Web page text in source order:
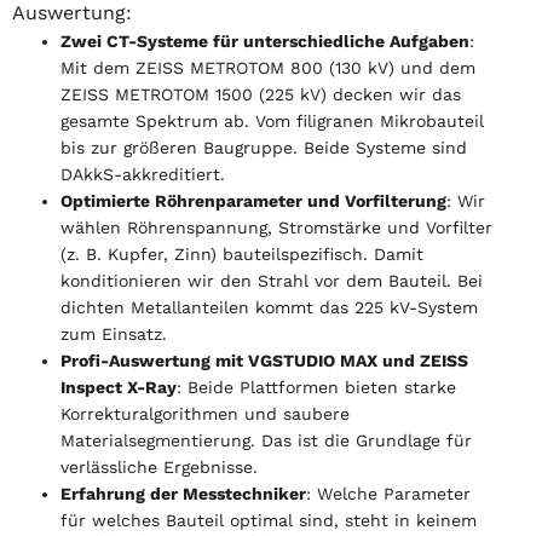
Auswertung:
Zwei CT-Systeme für unterschiedliche Aufgaben:
Mit dem ZEISS METROTOM 800 (130 kV) und dem
ZEISS METROTOM 1500 (225 kV) decken wir das
gesamte Spektrum ab. Vom filigranen Mikrobauteil
bis zur größeren Baugruppe. Beide Systeme sind
DAkkS-akkreditiert.
Optimierte Röhrenparameter und Vorfilterung: Wir
wählen Röhrenspannung, Stromstärke und Vorfilter
(z. B. Kupfer, Zinn) bauteilspezifisch. Damit
konditionieren wir den Strahl vor dem Bauteil. Bei
dichten Metallanteilen kommt das 225 kV-System
zum Einsatz.
Profi-Auswertung mit VGSTUDIO MAX und ZEISS
Inspect X-Ray: Beide Plattformen bieten starke
Korrekturalgorithmen und saubere
Materialsegmentierung. Das ist die Grundlage für
verlässliche Ergebnisse.
Erfahrung der Messtechniker: Welche Parameter
für welches Bauteil optimal sind, steht in keinem